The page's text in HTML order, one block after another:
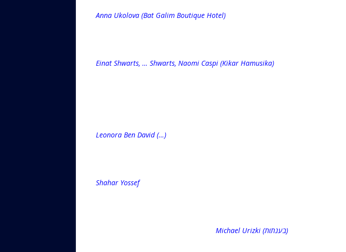
Anna Ukolova (Bat Galim Boutique Hotel)
Einat Shwarts, … Shwarts, Naomi Caspi (Kikar Hamusika)
Leonora Ben David (…)
Shahar Yossef
Michael Urizki (בענתות)